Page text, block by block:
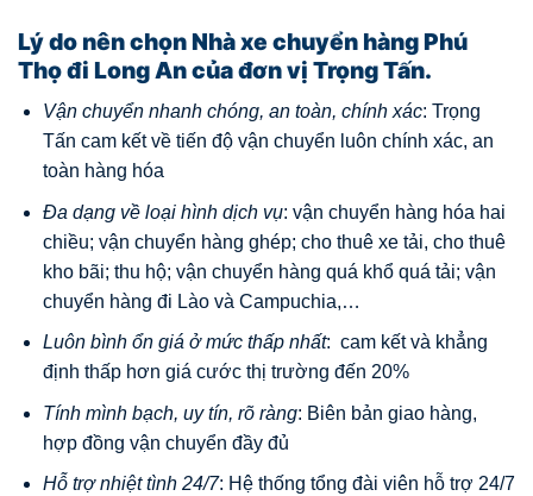
Lý do nên chọn Nhà xe chuyển hàng Phú
Thọ đi Long An của đơn vị Trọng Tấn.
Vận chuyển nhanh chóng, an toàn, chính xác: Trọng
Tấn cam kết về tiến độ vận chuyển luôn chính xác, an
toàn hàng hóa
Đa dạng về loại hình dịch vụ: vận chuyển hàng hóa hai
chiều; vận chuyển hàng ghép; cho thuê xe tải, cho thuê
kho bãi; thu hộ; vận chuyển hàng quá khổ quá tải; vận
chuyển hàng đi Lào và Campuchia,…
Luôn bình ổn giá ở mức thấp nhất: cam kết và khẳng
định thấp hơn giá cước thị trường đến 20%
Tính mình bạch, uy tín, rõ ràng: Biên bản giao hàng,
hợp đồng vận chuyển đầy đủ
Hỗ trợ nhiệt tình 24/7: Hệ thống tổng đài viên hỗ trợ 24/7